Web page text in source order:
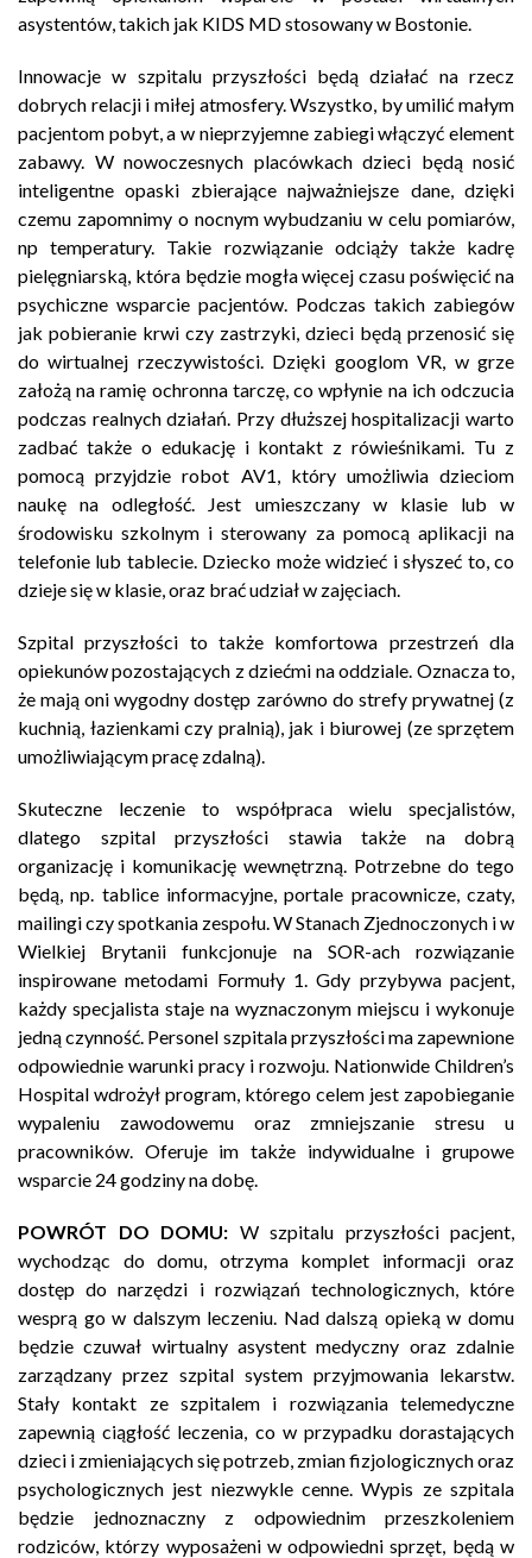
asystentów, takich jak KIDS MD stosowany w Bostonie.
Innowacje w szpitalu przyszłości będą działać na rzecz
dobrych relacji i miłej atmosfery. Wszystko, by umilić małym
pacjentom pobyt, a w nieprzyjemne zabiegi włączyć element
zabawy. W nowoczesnych placówkach dzieci będą nosić
inteligentne opaski zbierające najważniejsze dane, dzięki
czemu zapomnimy o nocnym wybudzaniu w celu pomiarów,
np temperatury. Takie rozwiązanie odciąży także kadrę
pielęgniarską, która będzie mogła więcej czasu poświęcić na
psychiczne wsparcie pacjentów. Podczas takich zabiegów
jak pobieranie krwi czy zastrzyki, dzieci będą przenosić się
do wirtualnej rzeczywistości. Dzięki googlom VR, w grze
założą na ramię ochronna tarczę, co wpłynie na ich odczucia
podczas realnych działań. Przy dłuższej hospitalizacji warto
zadbać także o edukację i kontakt z rówieśnikami. Tu z
pomocą przyjdzie robot AV1, który umożliwia dzieciom
naukę na odległość. Jest umieszczany w klasie lub w
środowisku szkolnym i sterowany za pomocą aplikacji na
telefonie lub tablecie. Dziecko może widzieć i słyszeć to, co
dzieje się w klasie, oraz brać udział w zajęciach.
Szpital przyszłości to także komfortowa przestrzeń dla
opiekunów pozostających z dziećmi na oddziale. Oznacza to,
że mają oni wygodny dostęp zarówno do strefy prywatnej (z
kuchnią, łazienkami czy pralnią), jak i biurowej (ze sprzętem
umożliwiającym pracę zdalną).
Skuteczne leczenie to współpraca wielu specjalistów,
dlatego szpital przyszłości stawia także na dobrą
organizację i komunikację wewnętrzną. Potrzebne do tego
będą, np. tablice informacyjne, portale pracownicze, czaty,
mailingi czy spotkania zespołu. W Stanach Zjednoczonych i w
Wielkiej Brytanii funkcjonuje na SOR-ach rozwiązanie
inspirowane metodami Formuły 1. Gdy przybywa pacjent,
każdy specjalista staje na wyznaczonym miejscu i wykonuje
jedną czynność. Personel szpitala przyszłości ma zapewnione
odpowiednie warunki pracy i rozwoju. Nationwide Children’s
Hospital wdrożył program, którego celem jest zapobieganie
wypaleniu zawodowemu oraz zmniejszanie stresu u
pracowników. Oferuje im także indywidualne i grupowe
wsparcie 24 godziny na dobę.
POWRÓT DO DOMU: W szpitalu przyszłości pacjent,
wychodząc do domu, otrzyma komplet informacji oraz
dostęp do narzędzi i rozwiązań technologicznych, które
wesprą go w dalszym leczeniu. Nad dalszą opieką w domu
będzie czuwał wirtualny asystent medyczny oraz zdalnie
zarządzany przez szpital system przyjmowania lekarstw.
Stały kontakt ze szpitalem i rozwiązania telemedyczne
zapewnią ciągłość leczenia, co w przypadku dorastających
dzieci i zmieniających się potrzeb, zmian fizjologicznych oraz
psychologicznych jest niezwykle cenne. Wypis ze szpitala
będzie jednoznaczny z odpowiednim przeszkoleniem
rodziców, którzy wyposażeni w odpowiedni sprzęt, będą w